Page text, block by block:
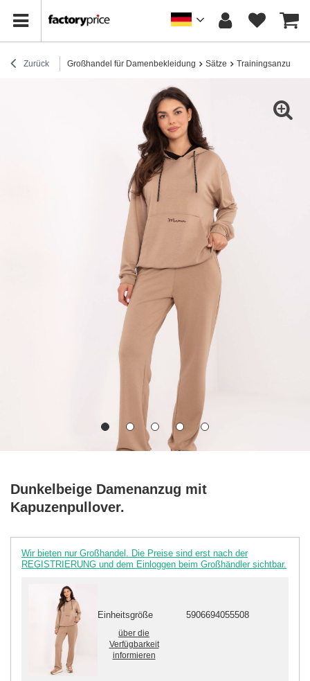
Zurück Großhandel für Damenbekleidung Sätze Trainingsanzug-
Dunkelbeige Damenanzug mit
Kapuzenpullover.
Wir bieten nur Großhandel. Die Preise sind erst nach der
REGISTRIERUNG und dem Einloggen beim Großhändler sichtbar.
Einheitsgröße 5906694055508
über die
Verfügbarkeit
informieren